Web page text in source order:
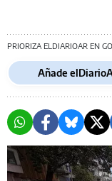
PRIORIZA ELDIARIOAR EN
Añade